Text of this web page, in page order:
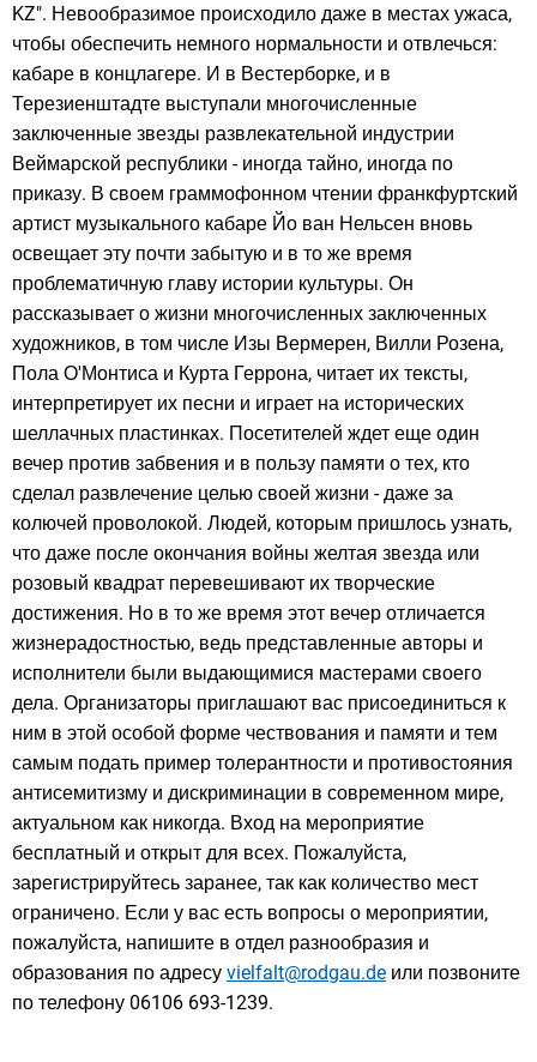
KZ". Невообразимое происходило даже в местах ужаса,
чтобы обеспечить немного нормальности и отвлечься:
кабаре в концлагере. И в Вестерборке, и в
Терезиенштадте выступали многочисленные
заключенные звезды развлекательной индустрии
Веймарской республики - иногда тайно, иногда по
приказу. В своем граммофонном чтении франкфуртский
артист музыкального кабаре Йо ван Нельсен вновь
освещает эту почти забытую и в то же время
проблематичную главу истории культуры. Он
рассказывает о жизни многочисленных заключенных
художников, в том числе Изы Вермерен, Вилли Розена,
Пола О'Монтиса и Курта Геррона, читает их тексты,
интерпретирует их песни и играет на исторических
шеллачных пластинках. Посетителей ждет еще один
вечер против забвения и в пользу памяти о тех, кто
сделал развлечение целью своей жизни - даже за
колючей проволокой. Людей, которым пришлось узнать,
что даже после окончания войны желтая звезда или
розовый квадрат перевешивают их творческие
достижения. Но в то же время этот вечер отличается
жизнерадостностью, ведь представленные авторы и
исполнители были выдающимися мастерами своего
дела. Организаторы приглашают вас присоединиться к
ним в этой особой форме чествования и памяти и тем
самым подать пример толерантности и противостояния
антисемитизму и дискриминации в современном мире,
актуальном как никогда. Вход на мероприятие
бесплатный и открыт для всех. Пожалуйста,
зарегистрируйтесь заранее, так как количество мест
ограничено. Если у вас есть вопросы о мероприятии,
пожалуйста, напишите в отдел разнообразия и
образования по адресу vielfalt@rodgau.de или позвоните
по телефону 06106 693-1239.